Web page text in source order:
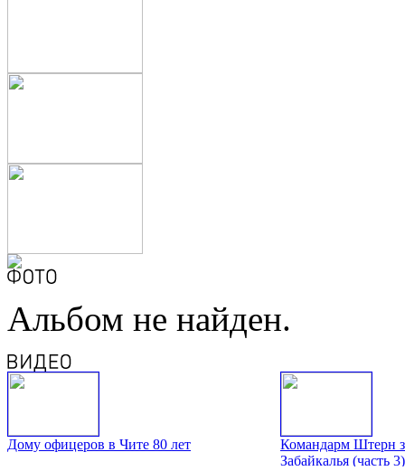
Альбом не найден.
Дому офицеров в Чите 80 лет
Командарм Штерн
Забайкалья (часть 3)